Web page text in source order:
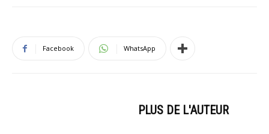
Facebook WhatsApp
PLUS DE L'AUTEUR